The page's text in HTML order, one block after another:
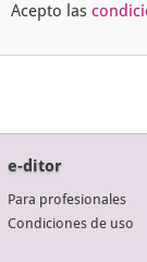
Acepto las
e-ditor
Para profesionales
Condiciones de uso